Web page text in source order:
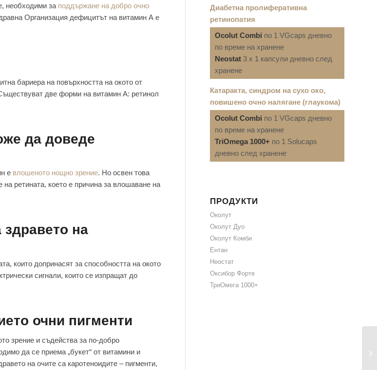
необходими за поддържане на добро очно
Организация дефицитът на витамин А е
бариера на повърхността на окото от
две форми на витамин А: ретинол
да доведе
е влошеното нощно зрение. Но освен това
ретината, което е причина за влошаване на
на
които допринасят за способността на окото
сигнали, които се изпращат до
очни пигменти
зрение и съдейства за по-добро
да се приема „букет“ от витамини и
на очите са каротеноидите – пигменти,
Диабетна пролиферативна
ретинопатия
Ocolut Combi по 1 VGcaps дневно
по време на хранене
Neostat 3 x 1 капсули дневно след
хранене
Катаракта, синдром на сухо око,
повишено очно налягане (глаукома)
Ocolut Combi по 1 VGcaps дневно
по време на хранене
TriOmega 1000+ по 1 Solucaps
дневно след хранене
ПРОДУКТИ
Околут
Околут Дуо
Околут Комби
Ентан
Неостат
Оксибор Форте
ТриОмега 1000+